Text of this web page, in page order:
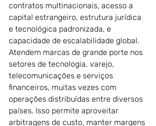
contratos multinacionais, acesso a
capital estrangeiro, estrutura jurídica
e tecnológica padronizada, e
capacidade de escalabilidade global.
Atendem marcas de grande porte nos
setores de tecnologia, varejo,
telecomunicações e serviços
financeiros, muitas vezes com
operações distribuídas entre diversos
países. Isso permite aproveitar
arbitragens de custo, manter margens